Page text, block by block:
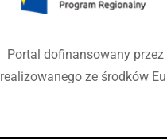
Portal dofinansowany
realizowanego ze środków